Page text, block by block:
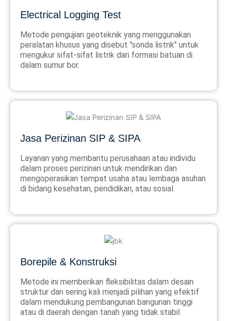
Electrical Logging Test
Metode pengujian geoteknik yang menggunakan
peralatan khusus yang disebut "sonda listrik" untuk
mengukur sifat-sifat listrik dari formasi batuan di
dalam sumur bor.
Jasa Perizinan SIP & SIPA
Layanan yang membantu perusahaan atau individu
dalam proses perizinan untuk mendirikan dan
mengoperasikan tempat usaha atau lembaga asuhan
di bidang kesehatan, pendidikan, atau sosial.
Borepile & Konstruksi
Metode ini memberikan fleksibilitas dalam desain
struktur dan sering kali menjadi pilihan yang efektif
dalam mendukung pembangunan bangunan tinggi
atau di daerah dengan tanah yang tidak stabil.